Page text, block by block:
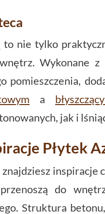
to nie tylko
Wykonane z
pomieszczenia,
a
jak i
Płytek
inspiracje
do
Struktura